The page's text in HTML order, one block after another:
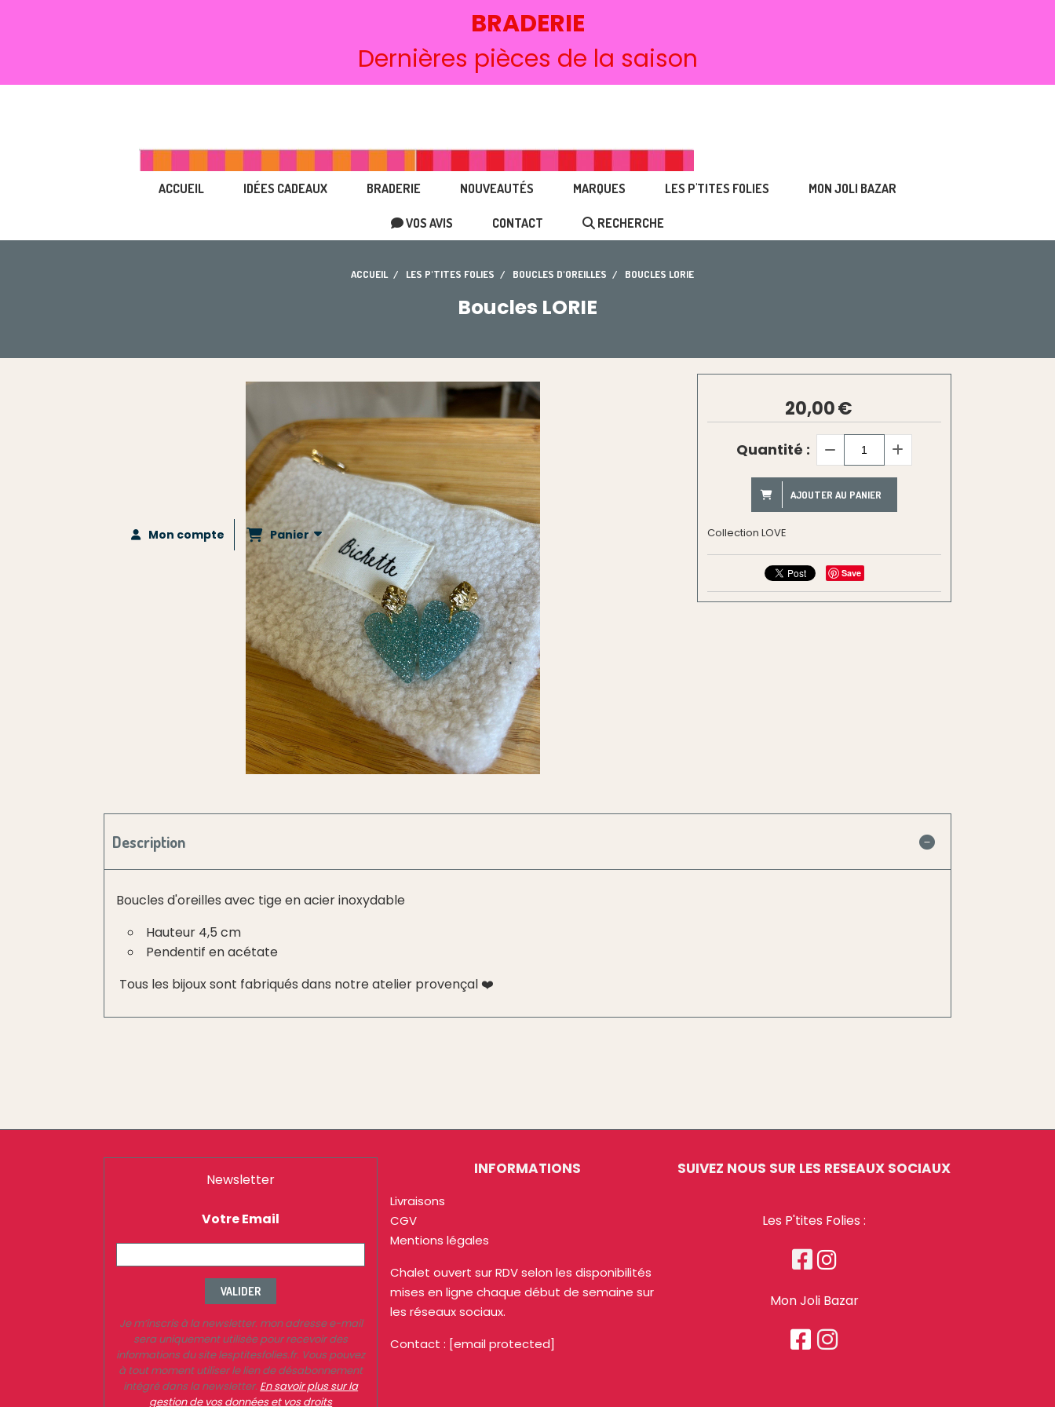
BRADERIE
Dernières pièces de la saison
Mon compte Panier
ACCUEIL IDÉES CADEAUX BRADERIE NOUVEAUTÉS MARQUES LES P'TITES FOLIES MON JOLI BAZAR
VOS AVIS CONTACT RECHERCHE
ACCUEIL LES P'TITES FOLIES BOUCLES D'OREILLES BOUCLES LORIE
Boucles LORIE
20,00€
Quantité :
AJOUTER AU PANIER
Collection LOVE
Save
Description
Boucles d'oreilles avec tige en acier inoxydable
Hauteur 4,5 cm
Pendentif en acétate
Tous les bijoux sont fabriqués dans notre atelier provençal ❤️
Newsletter
Votre Email
VALIDER
Je m’inscris à la newsletter. mon adresse e-mail
sera uniquement utilisée pour recevoir des
informations du site lesptitesfolies.fr. Vous pouvez
à tout moment utiliser le lien de désabonnement
intégré dans la newsletter. En savoir plus sur la
gestion de vos données et vos droits
INFORMATIONS
Livraisons
CGV
Mentions légales
Chalet ouvert sur RDV selon les disponibilités
mises en ligne chaque début de semaine sur
les réseaux sociaux.
Contact : [email protected]
SUIVEZ NOUS SUR LES RESEAUX SOCIAUX
Les P'tites Folies :
 
Mon Joli Bazar
 